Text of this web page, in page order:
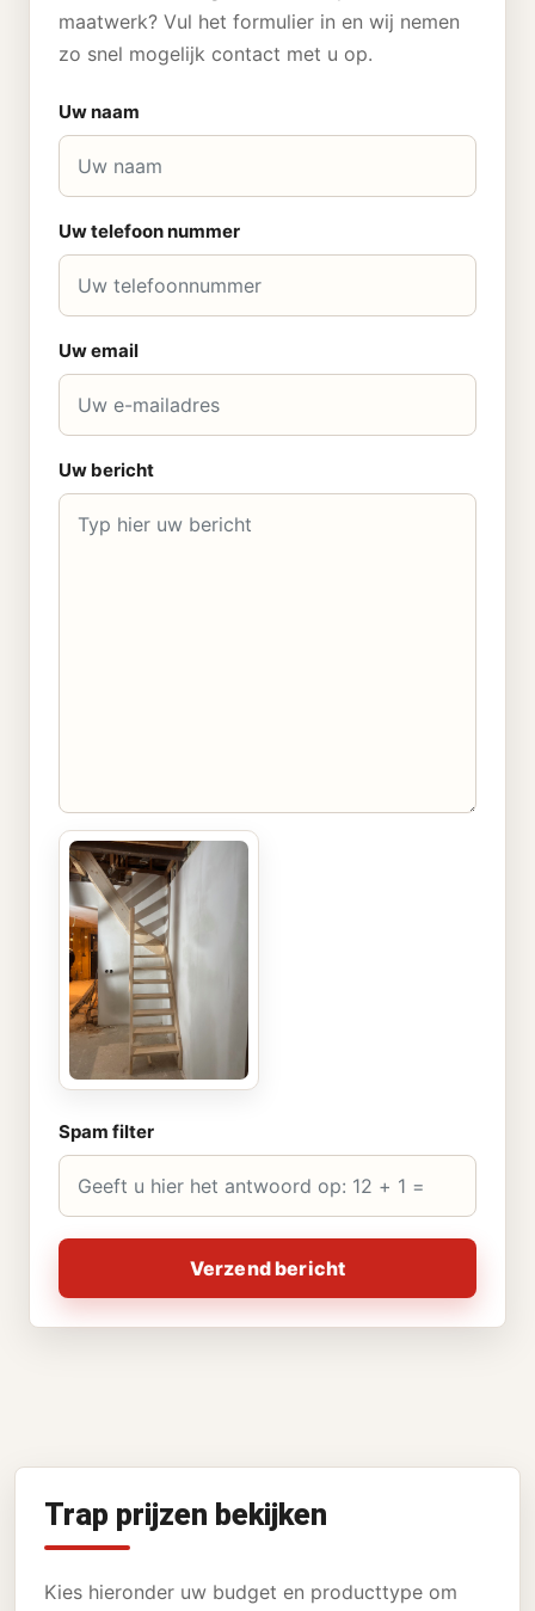
maatwerk? Vul het formulier in en wij nemen
zo snel mogelijk contact met u op.
Uw naam
Uw telefoon nummer
Uw email
Uw bericht
Spam filter
Verzend bericht
Trap prijzen bekijken
Kies hieronder uw budget en producttype om